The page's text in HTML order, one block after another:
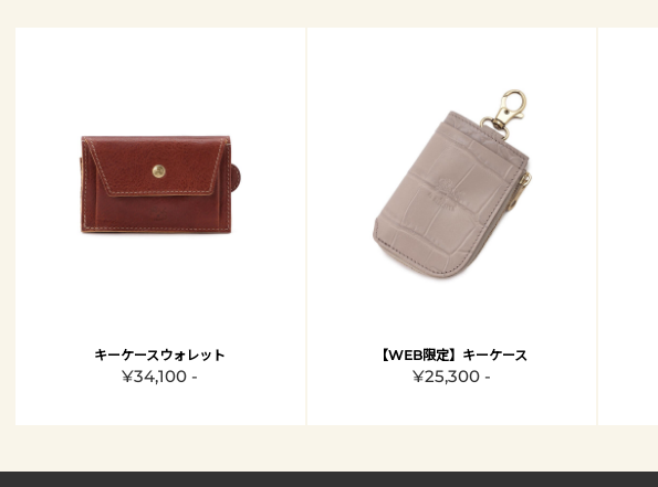
キーケースウォレット
¥34,100 -
【WEB限定】キーケース
¥25,300 -